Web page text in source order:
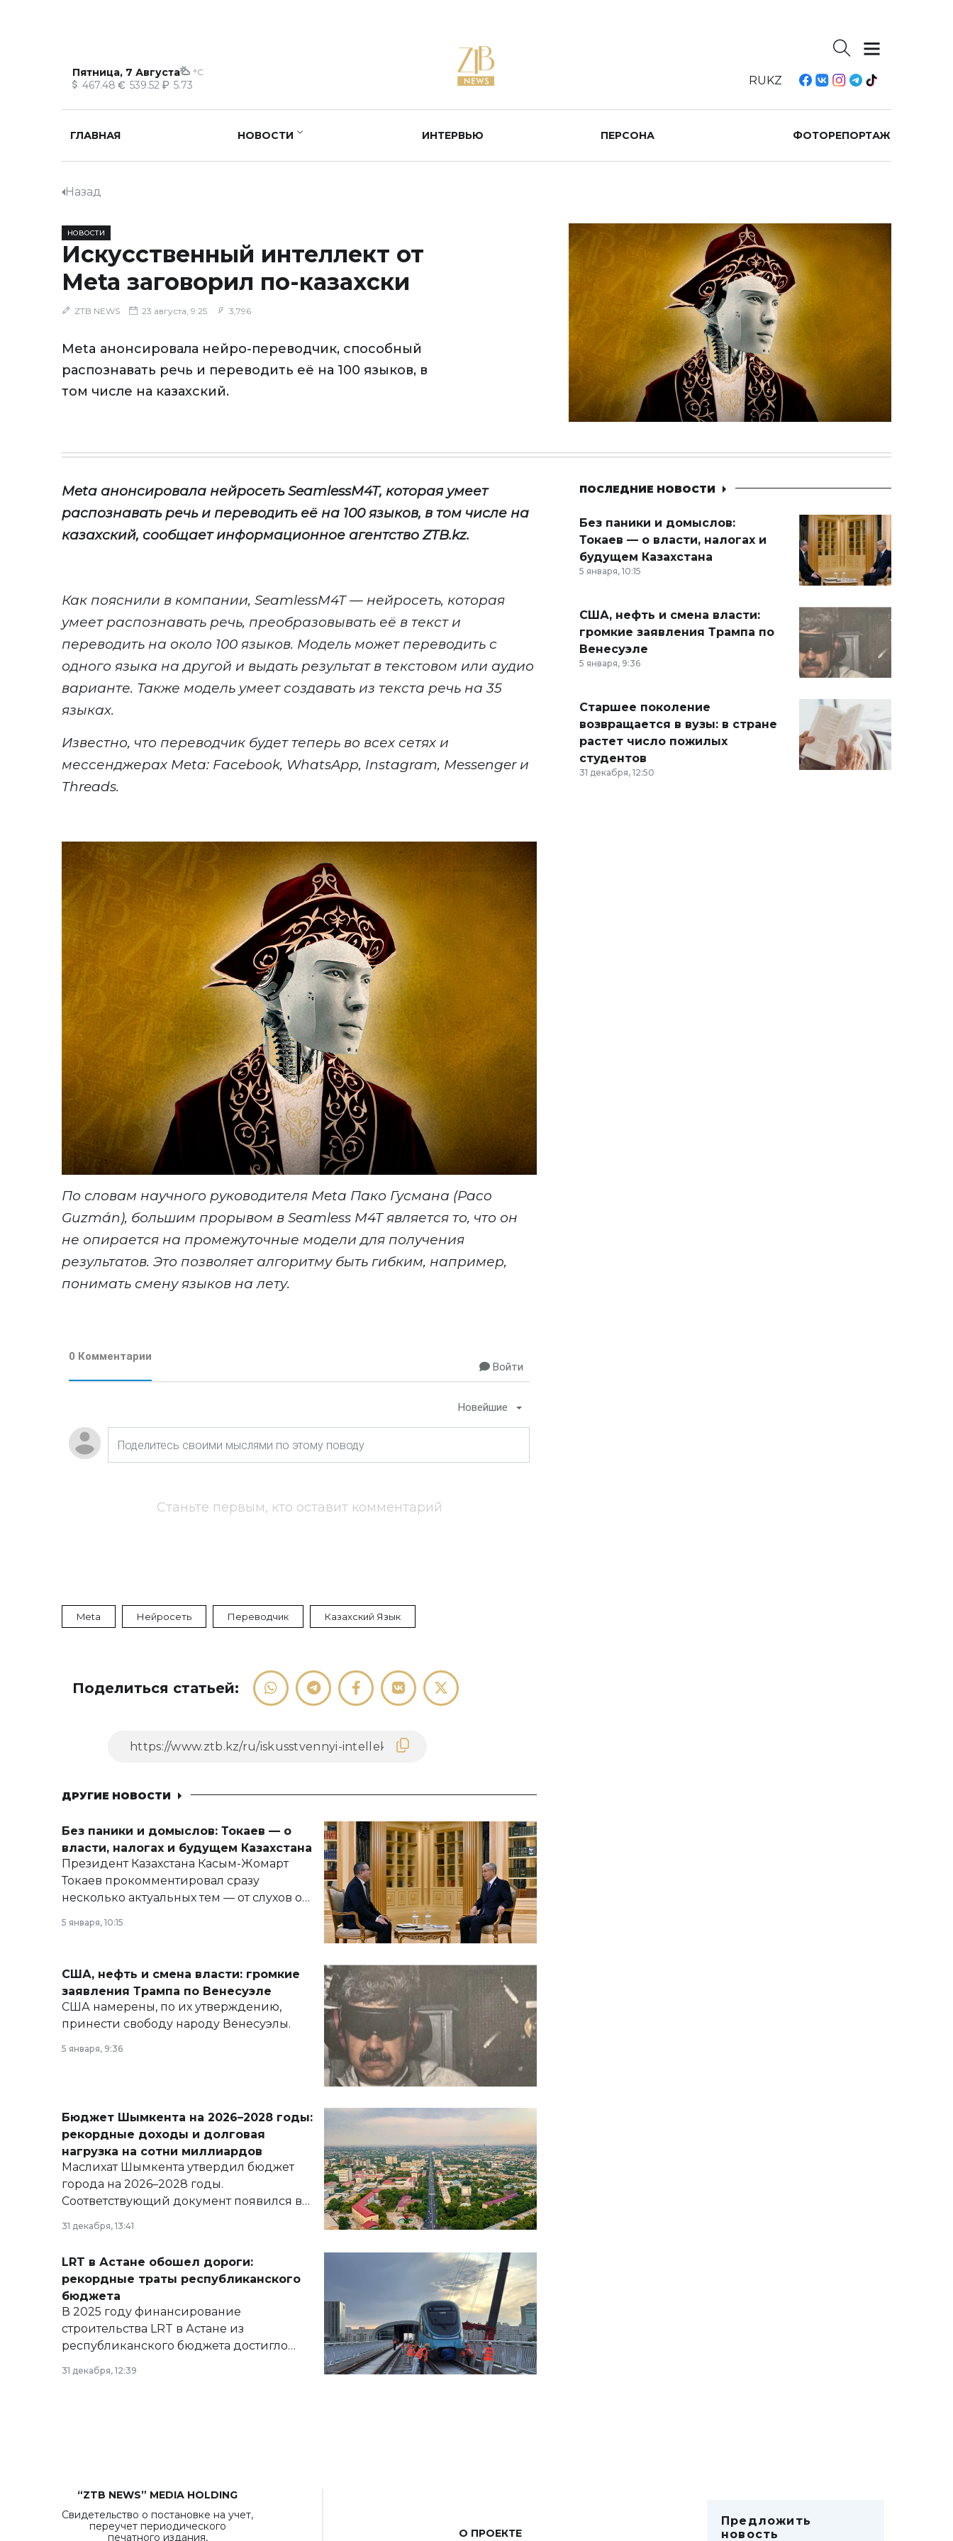
Пятница, 7 Августа °C
467.48 539.52 5.73 RUKZ
ГЛАВНАЯ НОВОСТИ ИНТЕРВЬЮ ПЕРСОНА ФОТОРЕПОРТАЖ
Назад
НОВОСТИ
Искусственный интеллект от
Meta заговорил по-казахски
ZTB NEWS 23 августа, 9:25 3,796
Meta анонсировала нейро-переводчик, способный
распознавать речь и переводить её на 100 языков, в
том числе на казахский.
Meta анонсировала нейросеть SeamlessM4T, которая умеет
распознавать речь и переводить её на 100 языков, в том числе на
казахский, сообщает информационное агентствоZTB.kz.
Как пояснили в компании, SeamlessM4T — нейросеть, которая
умеет распознавать речь, преобразовывать её в текст и
переводить на около 100 языков. Модель может переводить с
одного языка на другой и выдать результат в текстовом или аудио
варианте. Также модель умеет создавать из текста речь на 35
языках.
Известно, что переводчик будет теперь во всех сетях и
мессенджерах Meta: Facebook, WhatsApp, Instagram, Messenger и
Threads.
По словам научного руководителя Meta Пако Гусмана (Paco
Guzmán), большим прорывом в Seamless M4T является то, что он
не опирается на промежуточные модели для получения
результатов. Это позволяет алгоритму быть гибким, например,
понимать смену языков на лету.
0 Комментарии
Войти
Новейшие
Станьте первым, кто оставит комментарий
Meta Нейросеть Переводчик Казахский Язык
Поделиться статьей:
ДРУГИЕ НОВОСТИ
Без паники и домыслов: Токаев — о
власти, налогах и будущем Казахстана
Президент Казахстана Касым-Жомарт
Токаев прокомментировал сразу
несколько актуальных тем — от слухов о
армии, экономики и личного здоровья.
5 января, 10:15
США, нефть и смена власти: громкие
заявления Трампа по Венесуэле
США намерены, по их утверждению,
принести свободу народу Венесуэлы.
5 января, 9:36
Бюджет Шымкента на 2026–2028 годы:
рекордные доходы и долговая
нагрузка на сотни миллиардов
Маслихат Шымкента утвердил бюджет
города на 2026–2028 годы.
Соответствующий документ появился в
базе нормативных правовых актов и на
сайте маслихат города.
31 декабря, 13:41
LRT в Астане обошел дороги:
рекордные траты республиканского
бюджета
В 2025 году финансирование
строительства LRT в Астане из
республиканского бюджета достигло
рекордных объемов.
31 декабря, 12:39
ПОСЛЕДНИЕ НОВОСТИ
Без паники и домыслов:
Токаев — о власти, налогах и
будущем Казахстана
5 января, 10:15
США, нефть и смена власти:
громкие заявления Трампа по
Венесуэле
5 января, 9:36
Старшее поколение
возвращается в вузы: в стране
растет число пожилых
студентов
31 декабря, 12:50
“ZTB NEWS” MEDIA HOLDING
Свидетельство о постановке на учет,
переучет периодического
печатного издания,
О ПРОЕКТЕ
Предложить
новость